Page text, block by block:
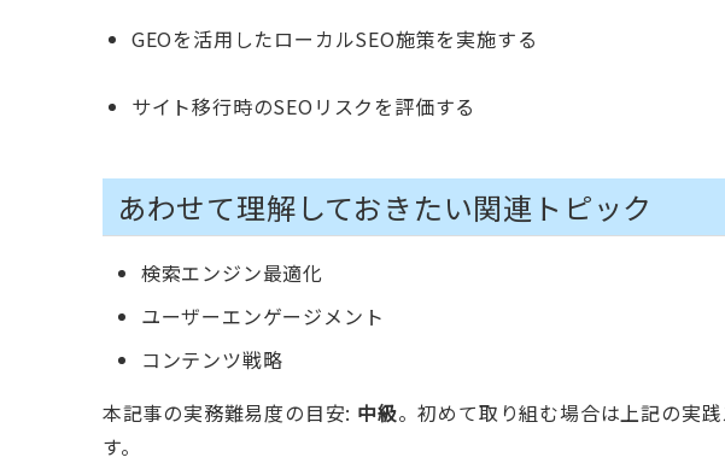
GEOを活用したローカルSEO施策を実施する
サイト移行時のSEOリスクを評価する
あわせて理解しておきたい関連トピック
検索エンジン最適化
ユーザーエンゲージメント
コンテンツ戦略
本記事の実務難易度の目安: 中級。初めて取り組む場合は上記の実
す。